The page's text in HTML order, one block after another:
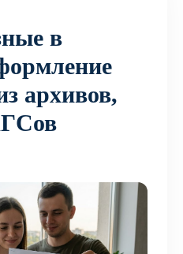
в
архивов,